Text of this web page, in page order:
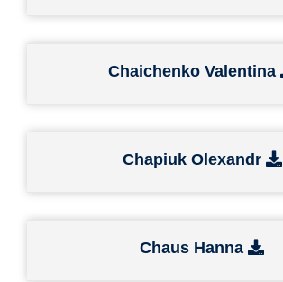
Chaichenko Valentina
Chapiuk Olexandr
Chaus Hanna